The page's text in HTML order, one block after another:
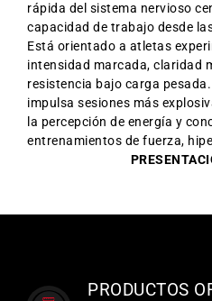
rápida del sistema nervioso
capacidad de trabajo desde
Está orientado a atletas
intensidad marcada, claridad
resistencia bajo carga
impulsa sesiones más
la percepción de energía y
entrenamientos de fuerza,
PRODUCTOS